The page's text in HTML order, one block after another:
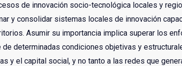
de innovación socio-tecnológica locales y
y consolidar sistemas locales de innovación
Asumir su importancia implica superar los
de determinadas condiciones objetivas y
y el capital social, y no tanto a las redes que